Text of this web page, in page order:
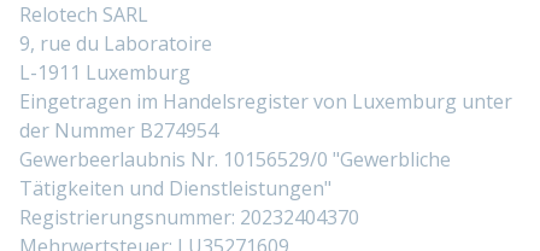
Relotech SARL
9, rue du Laboratoire
L-1911 Luxemburg
Eingetragen im Handelsregister von Luxemburg unter
der Nummer B274954
Gewerbeerlaubnis Nr. 10156529/0 "Gewerbliche
Tätigkeiten und Dienstleistungen"
Registrierungsnummer: 20232404370